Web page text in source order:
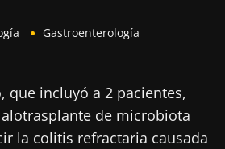
Gastroenterología
que incluyó a 2 pacientes,
de microbiota
la colitis refractaria causada